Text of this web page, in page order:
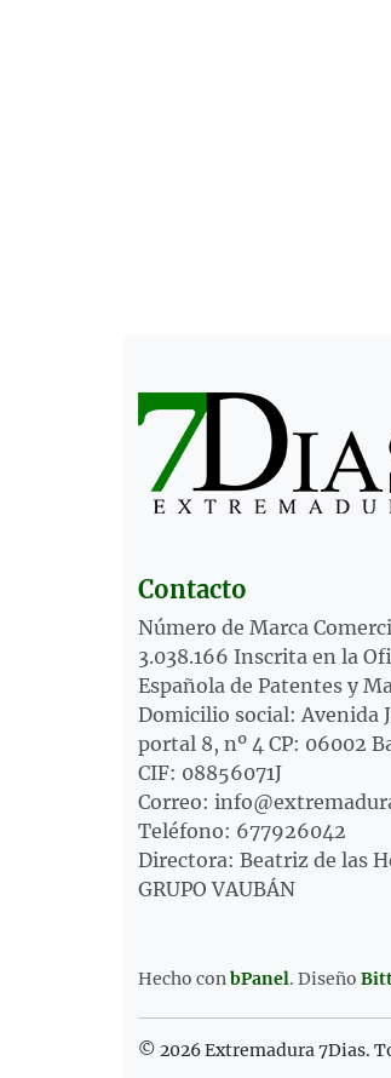
Contacto
Número de Marca
3.038.166 Inscrita en la
Española de Patentes y
Domicilio social: Avenida
portal 8, nº 4 CP: 06002
CIF: 08856071J
Correo:
Teléfono: 677926042
Directora: Beatriz de las
GRUPO VAUBÁN
Hecho conbPanel. Diseño
© 2026 Extremadura 7Dias.